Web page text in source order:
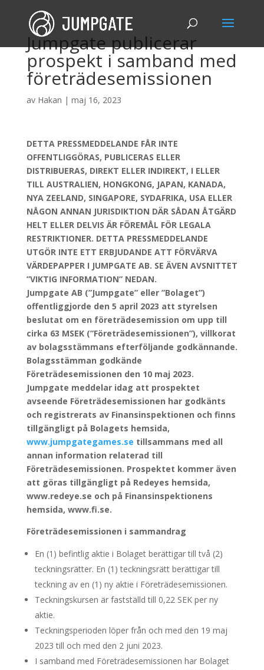
Jumpgate publicerar
prospekt i samband med
företrädesemissionen
av Hakan | maj 16, 2023
DETTA PRESSMEDDELANDE FÅR INTE
OFFENTLIGGÖRAS, PUBLICERAS ELLER
DISTRIBUERAS, DIREKT ELLER INDIREKT, I ELLER
TILL AUSTRALIEN, HONGKONG, JAPAN, KANADA,
NYA ZEELAND, SINGAPORE, SYDAFRIKA, USA ELLER
NÅGON ANNAN JURISDIKTION DÄR SÅDAN ÅTGÄRD
HELT ELLER DELVIS ÄR FÖREMÅL FÖR LEGALA
RESTRIKTIONER. DETTA PRESSMEDDELANDE
UTGÖR INTE ETT ERBJUDANDE ATT FÖRVÄRVA
VÄRDEPAPPER I JUMPGATE AB. SE ÄVEN AVSNITTET
”VIKTIG INFORMATION” NEDAN.
Jumpgate AB (”Jumpgate” eller ”Bolaget”)
offentliggjorde den 5 april 2023 att styrelsen
beslutat om en företrädesemission om upp till
cirka 63 MSEK (”Företrädesemissionen”), villkorat
av bolagsstämmans efterföljande godkännande.
Bolagsstämman godkände
Företrädesemissionen den 10 maj 2023.
Jumpgate meddelar idag att prospektet
avseende Företrädesemissionen har godkänts
och registrerats av Finansinspektionen och finns
tillgängligt på Bolagets hemsida,
www.jumpgategames.se tillsammans med all
annan information relaterad till
Företrädesemissionen. Prospektet kommer även
att göras tillgängligt på Redeyes hemsida,
www.redeye.se och på Finansinspektionens
hemsida, www.fi.se.
Företrädesemissionen i sammandrag
En (1) befintlig aktie i Bolaget berättigar till två (2)
teckningsrätter. En (1) teckningsrätt berättigar till
teckning av en (1) ny aktie i Företrädesemissionen.
Teckningskursen är fastställd till 0,22 SEK per ny
aktie.
Teckningsperioden löper från och med den 19 maj
2023 till och med den 2 juni 2023.
I samband med Företrädesemissionen har Bolaget